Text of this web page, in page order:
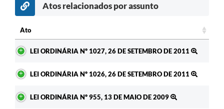
Atos relacionados por assunto
Ato
LEI ORDINÁRIA Nº 1027, 26 DE SETEMBRO DE 2011
LEI ORDINÁRIA Nº 1026, 26 DE SETEMBRO DE 2011
LEI ORDINÁRIA Nº 955, 13 DE MAIO DE 2009